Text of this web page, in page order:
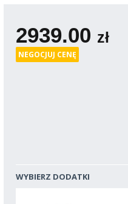
2939.00 zł
NEGOCJUJ CENĘ
WYBIERZ DODATKI